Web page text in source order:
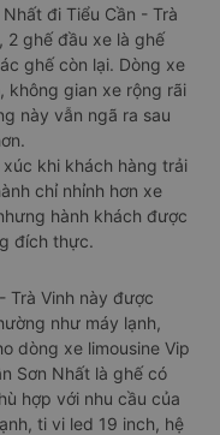
đi Tiểu Cần - Trà
2 ghế đầu xe là ghế
ghế còn lại. Dòng xe
không gian xe rộng rãi
này vẫn ngã ra sau
khi khách hàng trải
chỉ nhỉnh hơn xe
hành khách được
đích thực.
Trà Vinh này được
như máy lạnh,
dòng xe limousine Vip
Sơn Nhất là ghế có
hợp với nhu cầu của
ti vi led 19 inch, hệ